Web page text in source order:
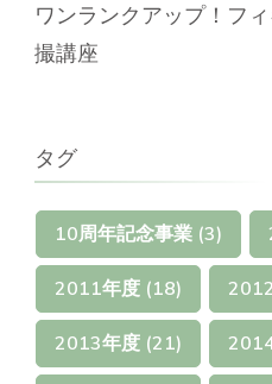
ワンランクアップ！フ
撮講座
タグ
10周年記念事業 (3)
2011年度 (18)
2013年度 (21)